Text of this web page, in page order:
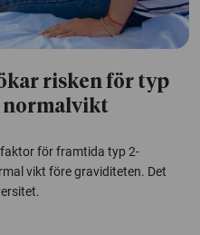
risken för typ
normalvikt
för framtida typ 2-
vikt före graviditeten. Det